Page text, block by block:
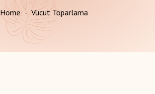
Home Vücut Toparlama